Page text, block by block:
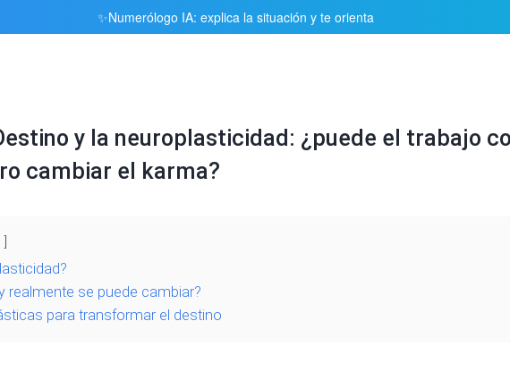
y la neuroplasticidad: ¿puede el trabajo
cambiar el karma?
realmente se puede cambiar?
para transformar el destino
✨Numerólogo IA: explica la situación y te orienta